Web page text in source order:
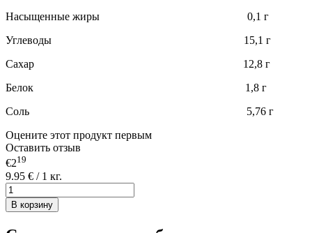
Насыщенные жиры 0,1 г
Углеводы 15,1 г
Сахар 12,8 г
Белок 1,8 г
Соль 5,76 г
Оцените этот продукт первым
Оставить отзыв
€219
9.95 € / 1 кг.
В корзину